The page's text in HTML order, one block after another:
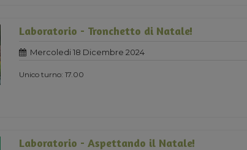
Laboratorio - Tronchetto di Natale!
Mercoledi 18 Dicembre 2024
Unico turno: 17.00
Laboratorio - Aspettando il Natale!